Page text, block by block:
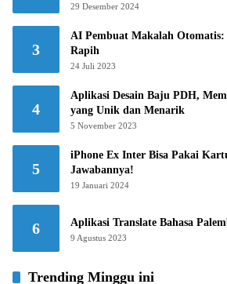
29 Desember 2024
3
AI Pembuat Makalah
Rapih
24 Juli 2023
4
Aplikasi Desain Baju PDH,
yang Unik dan Menarik
5 November 2023
5
iPhone Ex Inter Bisa Pakai
Jawabannya!
19 Januari 2024
6 Aplikasi Translate Bahasa
9 Agustus 2023
Trending Minggu ini